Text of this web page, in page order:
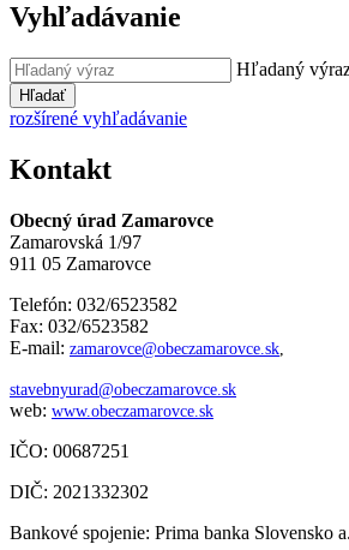
Vyhľadávanie
Hľadaný
Hľadať
rozšírené vyhľadávanie
Kontakt
Obecný úrad Zamarovce
Zamarovská 1/97
911 05 Zamarovce
Telefón: 032/6523582
Fax: 032/6523582
E-mail: zamarovce@obeczamarovce.sk
stavebnyurad@obeczamarovce.sk
web: www.obeczamarovce.sk
IČO: 00687251
DIČ: 2021332302
Bankové spojenie: Prima banka Slovensko